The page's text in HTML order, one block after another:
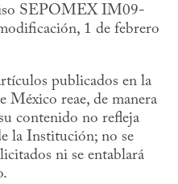
SEPOMEX IM09-
1 de febrero
publicados en la
México reae, de manera
contenido no refleja
la Institución; no se
ni se entablará